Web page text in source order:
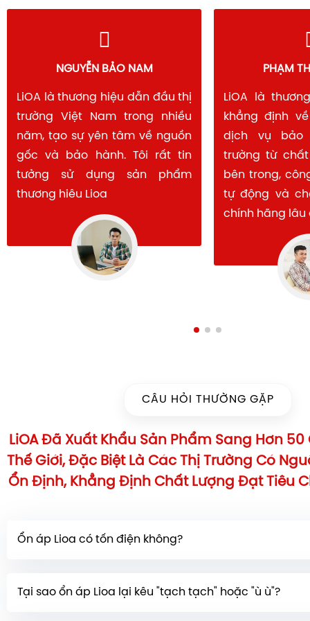
PHẠM THANH SƠN
LiOA là thương hiệu đã được
khẳng định về chất lượng và
dịch vụ bảo hành trên thị
trường từ chất lượng linh kiện
bên trong, công nghệ sản xuất
tự động và chế độ bảo hành
chính hãng lâu dài.
HOÀNG
LiOA vẫn là
đối với hầu
Việt Nam. Với
và mạng lưới
khắp, LiOA
cơ bản về độ
dụng.
CÂU HỎI THƯỜNG GẶP
LiOA Đã Xuất Khẩu Sản Phẩm Sang Hơn 50
Thế Giới, Đặc Biệt Là Các Thị Trường Có
Ổn Định, Khẳng Định Chất Lượng Đạt Tiêu
Ổn áp Lioa có tốn điện không?
thất phụ tải) trong quá trình hoạt động. Tuy nhiên,
Tại sao ổn áp Lioa lại kêu "tạch tạch" hoặc "ù ù"?